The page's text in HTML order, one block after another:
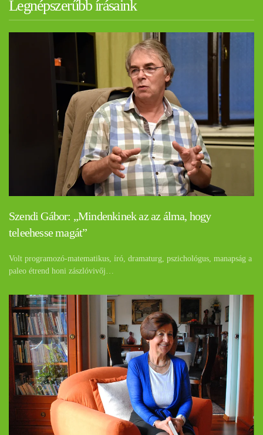
Legnépszerűbb írásaink
Szendi Gábor: „Mindenkinek az az álma, hogy
teleehesse magát”
Volt programozó-matematikus, író, dramaturg, pszichológus, manapság a
paleo étrend honi zászlóvivőj…